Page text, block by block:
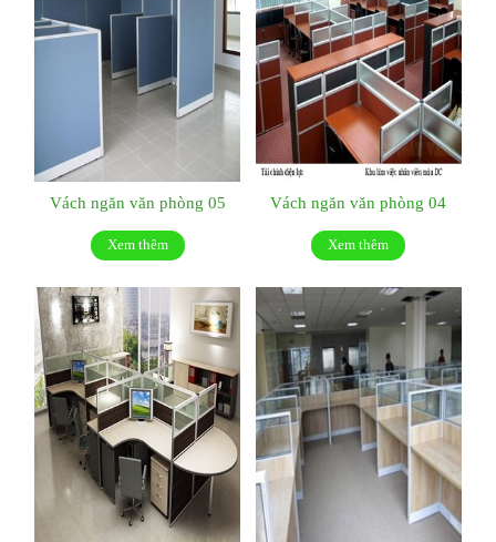
Vách ngăn văn phòng 05
Xem thêm
Vách ngăn văn phòng 04
Xem thêm